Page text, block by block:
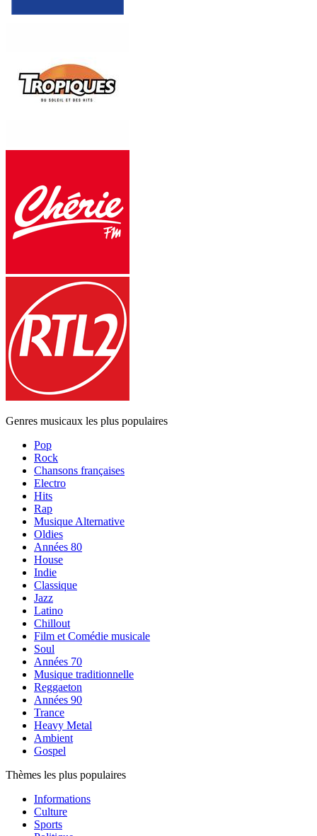
Genres musicaux les plus populaires
Pop
Rock
Chansons françaises
Electro
Hits
Rap
Musique Alternative
Oldies
Années 80
House
Indie
Classique
Jazz
Latino
Chillout
Film et Comédie musicale
Soul
Années 70
Musique traditionnelle
Reggaeton
Années 90
Trance
Heavy Metal
Ambient
Gospel
Thèmes les plus populaires
Informations
Culture
Sports